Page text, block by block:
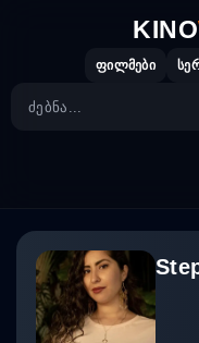
KINO
ფილმები